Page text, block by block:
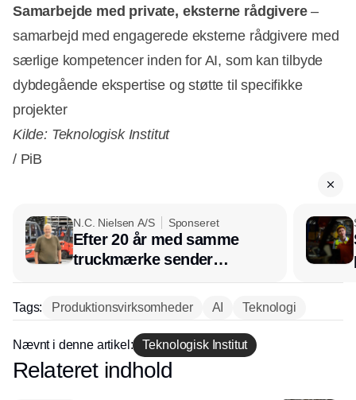
Samarbejde med private, eksterne rådgivere–
samarbejd med engagerede eksterne rådgivere med
særlige kompetencer inden for AI, som kan tilbyde
dybdegående ekspertise og støtte til specifikke
projekter
Kilde: Teknologisk Institut
/ PiB
N.C. Nielsen A/S Sponseret
Efter 20 år med samme
truckmærke sender
lagerchef stafetten videre
hos INOX
Tags: Produktionsvirksomheder AI Teknologi
Nævnt i denne artikel: Teknologisk Institut
Annonce
Relateret indhold